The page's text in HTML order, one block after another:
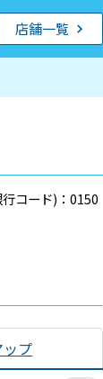
店舗一覧
コード)：0150
プ